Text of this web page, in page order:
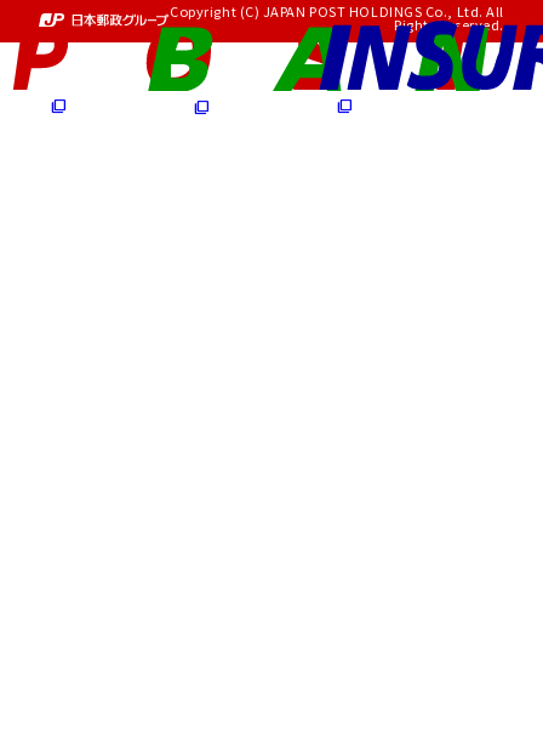
Copyright (C) JAPAN POST HOLDINGS Co., Ltd. All
Rights Reserved.